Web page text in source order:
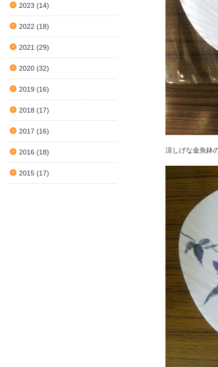
2023 (14)
2022 (18)
2021 (29)
2020 (32)
2019 (16)
2018 (17)
2017 (16)
2016 (18)
2015 (17)
涼しげな金魚鉢